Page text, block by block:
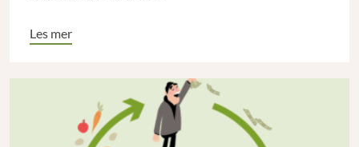
Les mer